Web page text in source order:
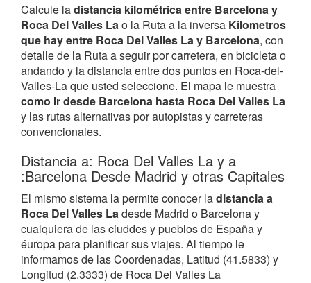
Calcule ladistancia kilométrica entre Barcelona y
Roca Del Valles Lao la Ruta a la inversa Kilometros
que hay entre Roca Del Valles La y Barcelona, con
detalle de la Ruta a seguir por carretera, en bicicleta o
andando y la distancia entre dos puntos en Roca-del-
Valles-La que usted seleccione. El mapa le muestra
como Ir desde Barcelona hasta Roca Del Valles La
y las rutas alternativas por autopistas y carreteras
convencionales.
Distancia a: Roca Del Valles La y a
:Barcelona Desde Madrid y otras Capitales
El mismo sistema la permite conocer ladistancia a
Roca Del Valles Ladesde Madrid o Barcelona y
cualquiera de las ciuddes y pueblos de España y
éuropa para planificar sus viajes. Al tiempo le
informamos de las Coordenadas, Latitud (41.5833) y
Longitud (2.3333) de Roca Del Valles La